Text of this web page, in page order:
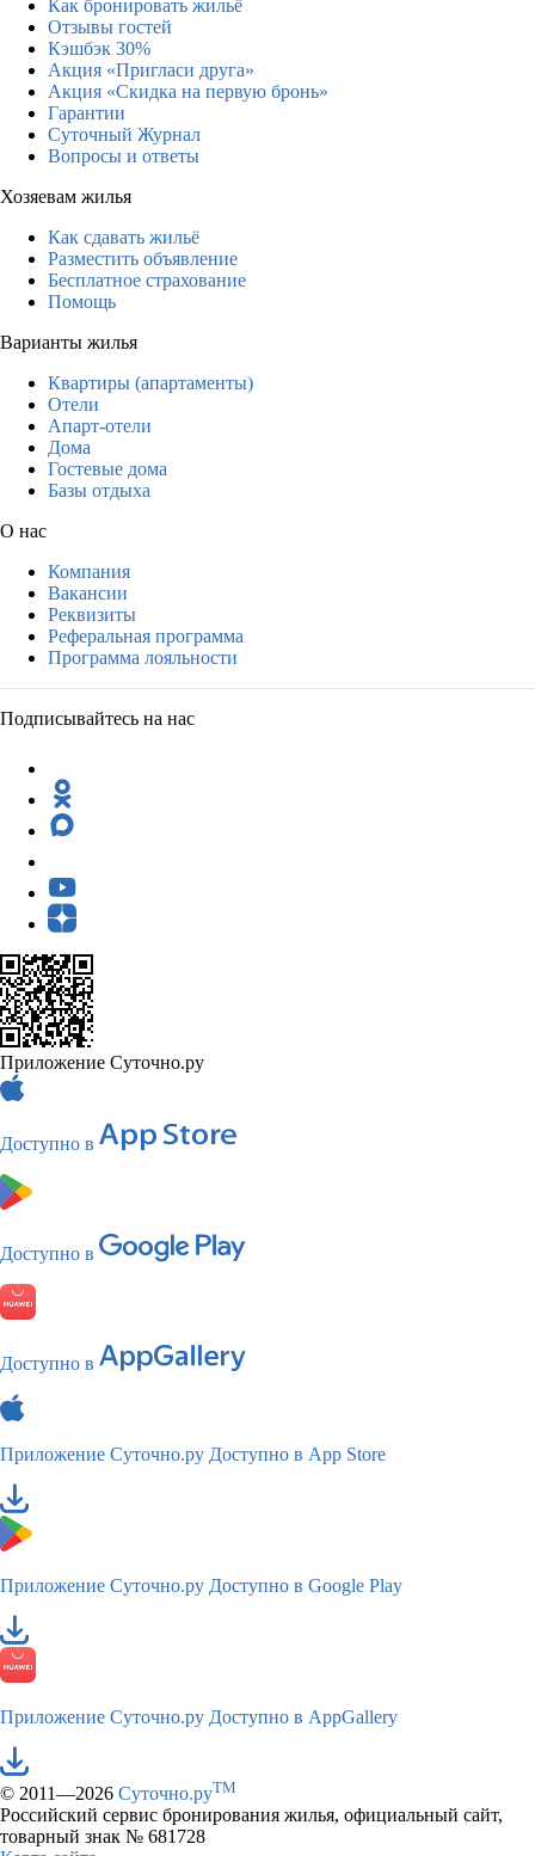
Как бронировать жильё
Отзывы гостей
Кэшбэк 30%
Акция «Пригласи друга»
Акция «Скидка на первую бронь»
Гарантии
Суточный Журнал
Вопросы и ответы
Хозяевам жилья
Как сдавать жильё
Разместить объявление
Бесплатное страхование
Помощь
Варианты жилья
Квартиры (апартаменты)
Отели
Апарт-отели
Дома
Гостевые дома
Базы отдыха
О нас
Компания
Вакансии
Реквизиты
Реферальная программа
Программа лояльности
Подписывайтесь на нас
Приложение Суточно.ру
Доступно в
Доступно в
Доступно в
Приложение Суточно.ру Доступно в App Store
Приложение Суточно.ру Доступно в Google Play
Приложение Суточно.ру Доступно в AppGallery
© 2011—2026 Суточно.руTM
Российский сервис бронирования жилья, официальный сайт,
товарный знак № 681728